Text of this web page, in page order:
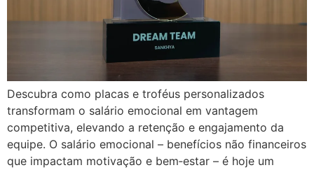
Descubra como placas e troféus personalizados
transformam o salário emocional em vantagem
competitiva, elevando a retenção e engajamento da
equipe. O salário emocional – benefícios não financeiros
que impactam motivação e bem‑estar – é hoje um